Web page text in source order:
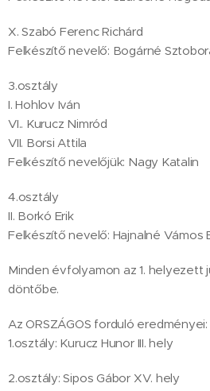
X. Szabó Ferenc Richárd
Felkészítő nevelő: Bogárné
3.osztály
I. Hohlov Iván
VI.. Kurucz Nimród
VII. Borsi Attila
Felkészítő nevelőjük: Nagy Katalin
4.osztály
II. Borkó Erik
Felkészítő nevelő: Hajnalné Vámos
Minden évfolyamon az 1. helyezett
döntőbe.
Az ORSZÁGOS forduló eredményei:
1.osztály: Kurucz Hunor III. hely
2.osztály: Sipos Gábor XV. hely